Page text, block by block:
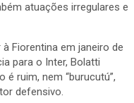
atuações irregulares e
Fiorentina em janeiro de
para o Inter, Bolatti
ruim, nem “burucutú”,
defensivo.